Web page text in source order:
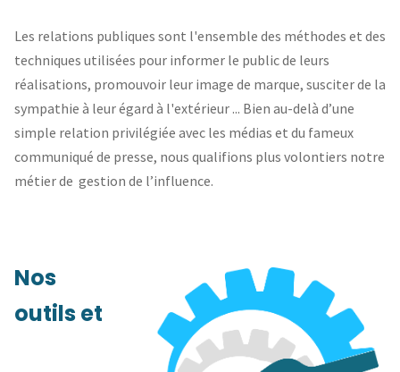
Les relations publiques sont l'ensemble des méthodes et des
techniques utilisées pour informer le public de leurs
réalisations, promouvoir leur image de marque, susciter de la
sympathie à leur égard à l'extérieur ... Bien au-delà d’une
simple relation privilégiée avec les médias et du fameux
communiqué de presse, nous qualifions plus volontiers notre
métier de gestion de l’influence.
Nos
outils et